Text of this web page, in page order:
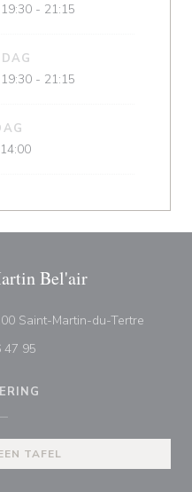
19:30 - 21:15
19:30 - 21:15
Bel'air
Saint-Martin-du-Tertre((opent
47 95
TAFEL